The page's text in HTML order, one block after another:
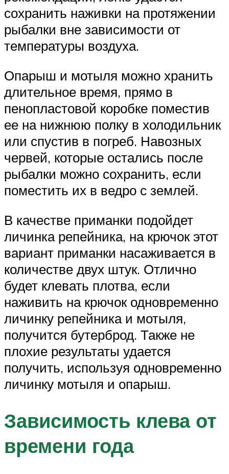
сохранить наживки на протяжении
рыбалки вне зависимости от
температуры воздуха.
Опарыш и мотыля можно хранить
длительное время, прямо в
пенопластовой коробке поместив
ее на нижнюю полку в холодильник
или спустив в погреб. Навозных
червей, которые остались после
рыбалки можно сохранить, если
поместить их в ведро с землей.
В качестве приманки подойдет
личинка репейника, на крючок этот
вариант приманки насаживается в
количестве двух штук. Отлично
будет клевать плотва, если
наживить на крючок одновременно
личинку репейника и мотыля,
получится бутерброд. Также не
плохие результаты удается
получить, используя одновременно
личинку мотыля и опарыш.
Зависимость клева от
времени года